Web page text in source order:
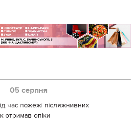
05 серпня
час пожежі післяжнивних
отримав опіки